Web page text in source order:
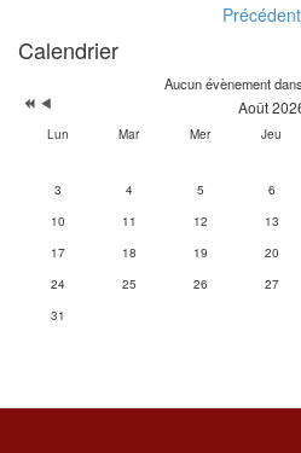
Précédent
Calendrier
Aucun évènement
Août
Lun Mar Mer Jeu
3
4 5 6
10
11 12 13
17
18 19 20
24
25 26 27
31